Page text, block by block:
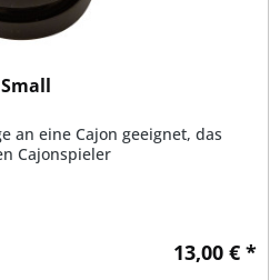
an eine Cajon geeignet, das
Cajonspieler
13,00 € *